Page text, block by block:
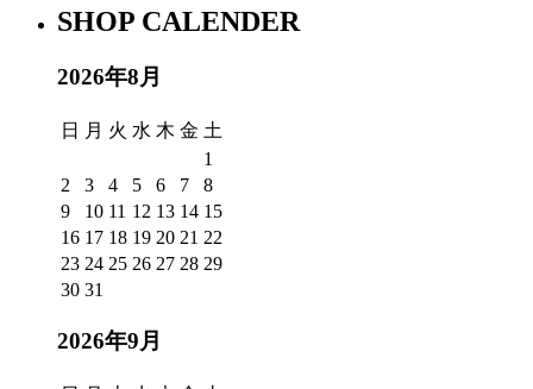
SHOP CALENDER
2026年8月
日 月 火 水 木 金 土
1
2
3 4 5 6 7
8
9
10 11 12 13 14 15
16 17 18 19 20 21 22
23 24 25 26 27 28 29
30 31
2026年9月